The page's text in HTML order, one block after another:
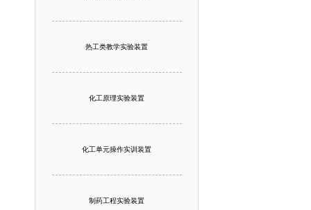
热工类教学实验装置
化工原理实验装置
化工单元操作实训装置
制药工程实验装置